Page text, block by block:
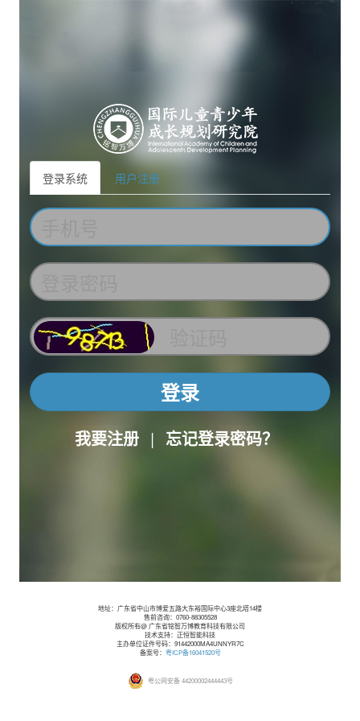
登录系统 用户注册
登录
我要注册 | 忘记登录密码？
地址：广东省中山市博爱五路大东裕国际中心3座北塔14楼
售前咨询：0760-88305528
版权所有@ 广东省铭智万博教育科技有限公司
技术支持：正恒智能科技
主办单位证件号码：91442000MA4UNNYR7C
备案号： 粤ICP备16041520号
粤公网安备 44200002444443号